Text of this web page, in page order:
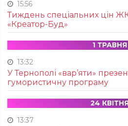
15:56
Тиждень спеціальних цін
«Креатор-Буд»
1 ТРАВНЯ
13:32
У Тернополі «вар’яти»
гумористичну програму
24
13:37